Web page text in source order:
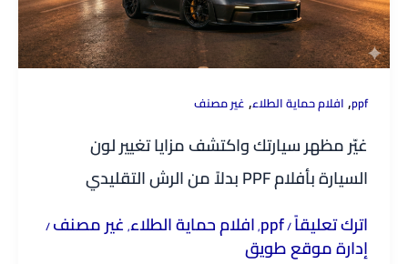
ppf
, افلام حماية الطلاء, غير مصنف
غيّر مظهر سيارتك واكتشف مزايا تغيير لون
السيارة بأفلام PPF بدلاً من الرش التقليدي
اترك تعليقاً/
ppf
,افلام حماية الطلاء, غير مصنف/
إدارة موقع طويق